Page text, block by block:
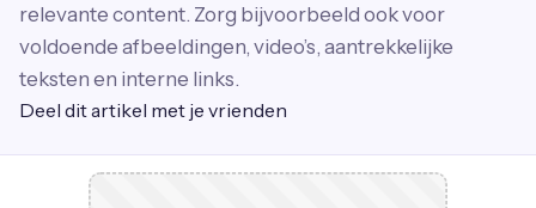
relevante content. Zorg bijvoorbeeld ook voor
voldoende afbeeldingen, video’s, aantrekkelijke
teksten en interne links.
Deel dit artikel met je vrienden